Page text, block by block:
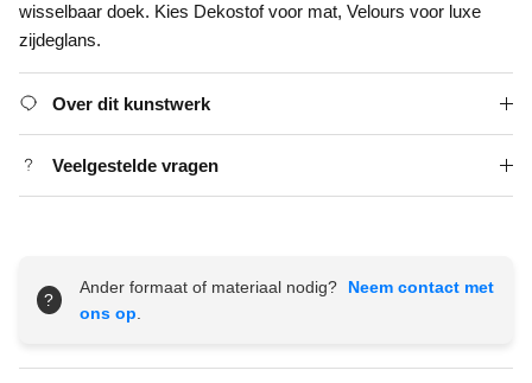
wisselbaar doek. Kies Dekostof voor mat, Velours voor luxe
zijdeglans.
Over dit kunstwerk
Veelgestelde vragen
?
Ander formaat of materiaal nodig?
Neem contact met
ons op.